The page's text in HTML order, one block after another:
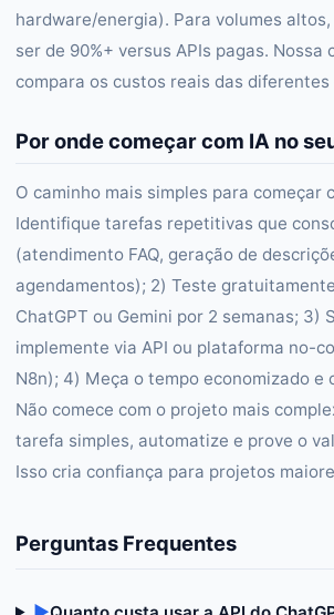
hardware/energia). Para volumes
ser de 90%+ versus APIs pagas. Nossa
compara os custos reais das diferentes
Por onde começar com IA no
O caminho mais simples para começar
Identifique tarefas repetitivas que
(atendimento FAQ, geração de
agendamentos); 2) Teste
ChatGPT ou Gemini por 2 semanas; 3)
implemente via API ou plataforma no-
N8n); 4) Meça o tempo economizado e
Não comece com o projeto mais
tarefa simples, automatize e prove o
Isso cria confiança para projetos
Perguntas Frequentes